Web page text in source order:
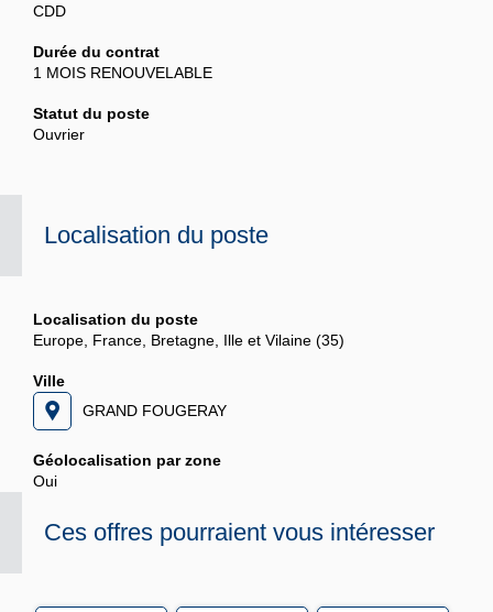
CDD
Durée du contrat
1 MOIS RENOUVELABLE
Statut du poste
Ouvrier
Localisation du poste
Localisation du poste
Europe, France, Bretagne, Ille et Vilaine (35)
Ville
GRAND FOUGERAY
Géolocalisation par zone
Oui
Ces offres pourraient vous intéresser